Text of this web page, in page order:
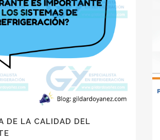
DE LA CALIDAD DEL